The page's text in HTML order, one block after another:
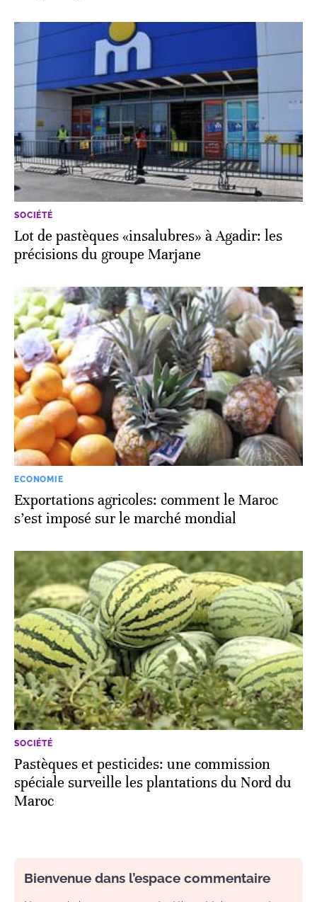
SOCIÉTÉ
Lot de pastèques «insalubres» à Agadir: les
précisions du groupe Marjane
ECONOMIE
Exportations agricoles: comment le Maroc
s’est imposé sur le marché mondial
SOCIÉTÉ
Pastèques et pesticides: une commission
spéciale surveille les plantations du Nord du
Maroc
Bienvenue dans l’espace commentaire